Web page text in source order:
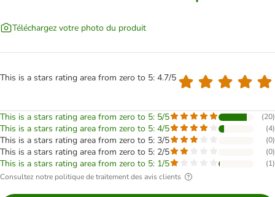
Téléchargez votre photo du produit
This is a stars rating area from zero to 5: 4.7/5
This is a stars rating area from zero to 5: 5/5 (20)
This is a stars rating area from zero to 5: 4/5 (4)
This is a stars rating area from zero to 5: 3/5 (0)
This is a stars rating area from zero to 5: 2/5 (0)
This is a stars rating area from zero to 5: 1/5 (1)
Consultez notre politique de traitement des avis clients